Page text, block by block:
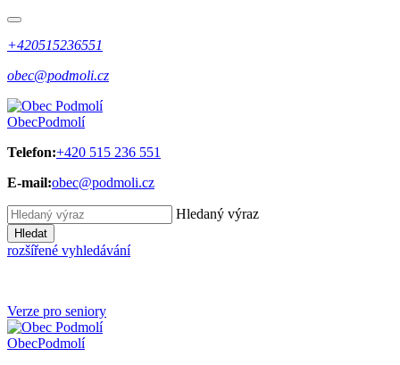
+420515236551
obec@podmoli.cz
ObecPodmolí
Telefon:+420 515 236 551
E-mail:obec@podmoli.cz
Hledaný výraz
Hledat
rozšířené vyhledávání
Verze pro seniory
ObecPodmolí